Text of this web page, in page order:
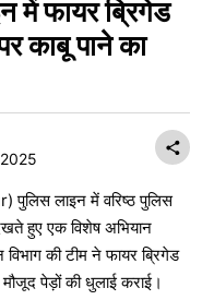
में फायर ब्रिगेड
काबू पाने का
लाइन में वरिष्ठ पुलिस
हुए एक विशेष अभियान
की टीम ने फायर ब्रिगेड
पेड़ों की धुलाई कराई।